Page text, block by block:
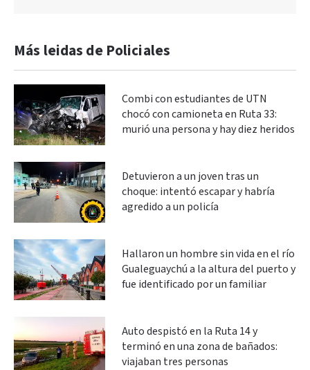
Más leidas de Policiales
Combi con estudiantes de UTN
chocó con camioneta en Ruta 33:
murió una persona y hay diez heridos
Detuvieron a un joven tras un
choque: intentó escapar y habría
agredido a un policía
Hallaron un hombre sin vida en el río
Gualeguaychú a la altura del puerto y
fue identificado por un familiar
Auto despistó en la Ruta 14 y
terminó en una zona de bañados:
viajaban tres personas